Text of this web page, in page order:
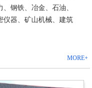
钢铁、冶金、石油、
仪器、矿山机械、建筑
MORE+